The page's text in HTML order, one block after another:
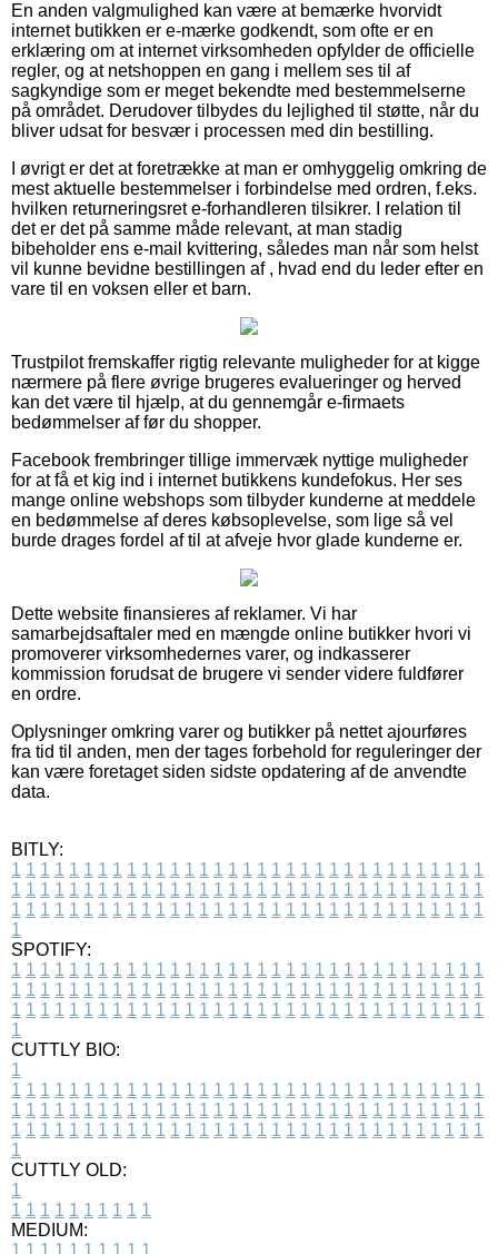
En anden valgmulighed kan være at bemærke hvorvidt
internet butikken er e-mærke godkendt, som ofte er en
erklæring om at internet virksomheden opfylder de officielle
regler, og at netshoppen en gang i mellem ses til af
sagkyndige som er meget bekendte med bestemmelserne
på området. Derudover tilbydes du lejlighed til støtte, når du
bliver udsat for besvær i processen med din bestilling.
I øvrigt er det at foretrække at man er omhyggelig omkring de
mest aktuelle bestemmelser i forbindelse med ordren, f.eks.
hvilken returneringsret e-forhandleren tilsikrer. I relation til
det er det på samme måde relevant, at man stadig
bibeholder ens e-mail kvittering, således man når som helst
vil kunne bevidne bestillingen af , hvad end du leder efter en
vare til en voksen eller et barn.
Trustpilot fremskaffer rigtig relevante muligheder for at kigge
nærmere på flere øvrige brugeres evalueringer og herved
kan det være til hjælp, at du gennemgår e-firmaets
bedømmelser af før du shopper.
Facebook frembringer tillige immervæk nyttige muligheder
for at få et kig ind i internet butikkens kundefokus. Her ses
mange online webshops som tilbyder kunderne at meddele
en bedømmelse af deres købsoplevelse, som lige så vel
burde drages fordel af til at afveje hvor glade kunderne er.
Dette website finansieres af reklamer. Vi har
samarbejdsaftaler med en mængde online butikker hvori vi
promoverer virksomhedernes varer, og indkasserer
kommission forudsat de brugere vi sender videre fuldfører
en ordre.
Oplysninger omkring varer og butikker på nettet ajourføres
fra tid til anden, men der tages forbehold for reguleringer der
kan være foretaget siden sidste opdatering af de anvendte
data.
BITLY:
1 1 1 1 1 1 1 1 1 1 1 1 1 1 1 1 1 1 1 1 1 1 1 1 1 1 1 1 1 1 1 1 1
1 1 1 1 1 1 1 1 1 1 1 1 1 1 1 1 1 1 1 1 1 1 1 1 1 1 1 1 1 1 1 1 1
1 1 1 1 1 1 1 1 1 1 1 1 1 1 1 1 1 1 1 1 1 1 1 1 1 1 1 1 1 1 1 1 1
1
SPOTIFY:
1 1 1 1 1 1 1 1 1 1 1 1 1 1 1 1 1 1 1 1 1 1 1 1 1 1 1 1 1 1 1 1 1
1 1 1 1 1 1 1 1 1 1 1 1 1 1 1 1 1 1 1 1 1 1 1 1 1 1 1 1 1 1 1 1 1
1 1 1 1 1 1 1 1 1 1 1 1 1 1 1 1 1 1 1 1 1 1 1 1 1 1 1 1 1 1 1 1 1
1
CUTTLY BIO:
1
1 1 1 1 1 1 1 1 1 1 1 1 1 1 1 1 1 1 1 1 1 1 1 1 1 1 1 1 1 1 1 1 1
1 1 1 1 1 1 1 1 1 1 1 1 1 1 1 1 1 1 1 1 1 1 1 1 1 1 1 1 1 1 1 1 1
1 1 1 1 1 1 1 1 1 1 1 1 1 1 1 1 1 1 1 1 1 1 1 1 1 1 1 1 1 1 1 1 1
1
CUTTLY OLD:
1
1 1 1 1 1 1 1 1 1 1
MEDIUM: